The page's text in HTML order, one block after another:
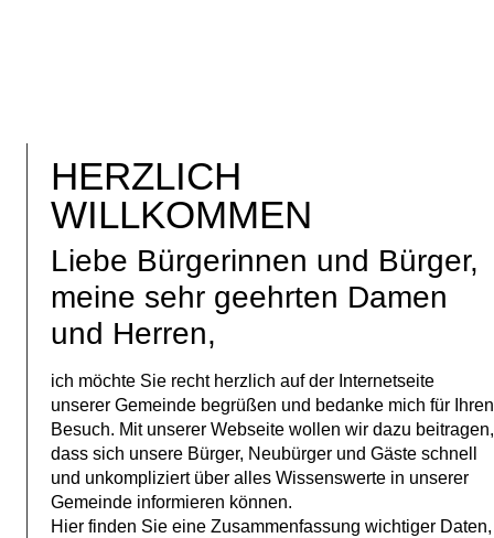
HERZLICH
WILLKOMMEN
Liebe Bürgerinnen und Bürger,
meine sehr geehrten Damen
und Herren,
ich möchte Sie recht herzlich auf der Internetseite
unserer Gemeinde begrüßen und bedanke mich für Ihren
Besuch. Mit unserer Webseite wollen wir dazu beitragen,
dass sich unsere Bürger, Neubürger und Gäste schnell
und unkompliziert über alles Wissenswerte in unserer
Gemeinde informieren können.
Hier finden Sie eine Zusammenfassung wichtiger Daten,